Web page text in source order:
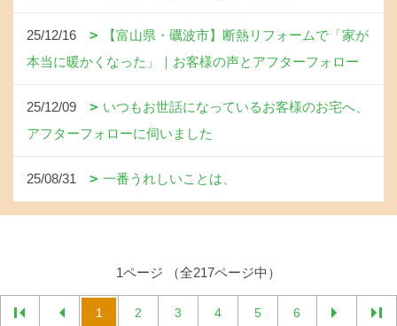
25/12/16
【富山県・礪波市】断熱リフォームで「家が
本当に暖かくなった」｜お客様の声とアフターフォロー
25/12/09
いつもお世話になっているお客様のお宅へ、
アフターフォローに伺いました
25/08/31 一番うれしいことは、
1ページ （全217ページ中）
1 2 3 4 5 6